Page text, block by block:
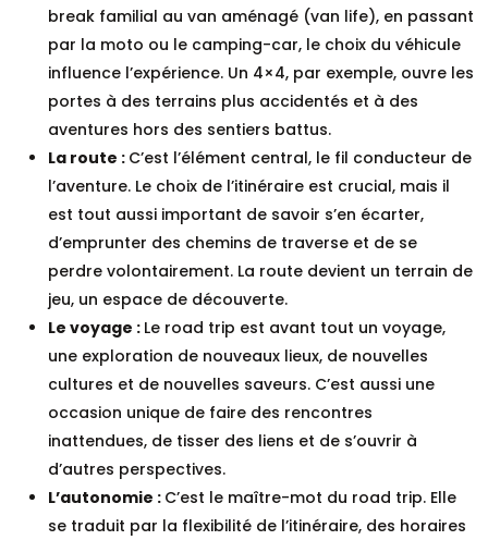
break familial au van aménagé (van life), en passant
par la moto ou le camping-car, le choix du véhicule
influence l’expérience. Un 4×4, par exemple, ouvre les
portes à des terrains plus accidentés et à des
aventures hors des sentiers battus.
La route : C’est l’élément central, le fil conducteur de
l’aventure. Le choix de l’itinéraire est crucial, mais il
est tout aussi important de savoir s’en écarter,
d’emprunter des chemins de traverse et de se
perdre volontairement. La route devient un terrain de
jeu, un espace de découverte.
Le voyage : Le road trip est avant tout un voyage,
une exploration de nouveaux lieux, de nouvelles
cultures et de nouvelles saveurs. C’est aussi une
occasion unique de faire des rencontres
inattendues, de tisser des liens et de s’ouvrir à
d’autres perspectives.
L’autonomie : C’est le maître-mot du road trip. Elle
se traduit par la flexibilité de l’itinéraire, des horaires